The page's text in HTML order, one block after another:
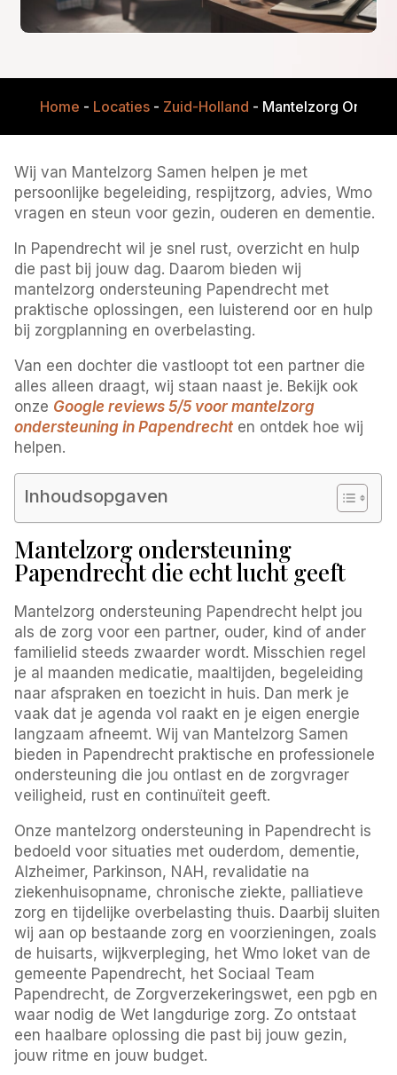
Home - Locaties- Zuid-Holland - Mantelzorg
Wij van Mantelzorg Samen helpen je met
persoonlijke begeleiding, respijtzorg, advies, Wmo
vragen en steun voor gezin, ouderen en dementie.
In Papendrecht wil je snel rust, overzicht en hulp
die past bij jouw dag. Daarom bieden wij
mantelzorg ondersteuning Papendrecht met
praktische oplossingen, een luisterend oor en hulp
bij zorgplanning en overbelasting.
Van een dochter die vastloopt tot een partner die
alles alleen draagt, wij staan naast je. Bekijk ook
onze Google reviews 5/5 voor mantelzorg
ondersteuning in Papendrechten ontdek hoe wij
helpen.
Inhoudsopgaven
Mantelzorg ondersteuning
Papendrecht die echt lucht geeft
Mantelzorg ondersteuning Papendrecht helpt jou
als de zorg voor een partner, ouder, kind of ander
familielid steeds zwaarder wordt. Misschien regel
je al maanden medicatie, maaltijden, begeleiding
naar afspraken en toezicht in huis. Dan merk je
vaak dat je agenda vol raakt en je eigen energie
langzaam afneemt. Wij van Mantelzorg Samen
bieden in Papendrecht praktische en professionele
ondersteuning die jou ontlast en de zorgvrager
veiligheid, rust en continuïteit geeft.
Onze mantelzorg ondersteuning in Papendrecht is
bedoeld voor situaties met ouderdom, dementie,
Alzheimer, Parkinson, NAH, revalidatie na
ziekenhuisopname, chronische ziekte, palliatieve
zorg en tijdelijke overbelasting thuis. Daarbij sluiten
wij aan op bestaande zorg en voorzieningen, zoals
de huisarts, wijkverpleging, het Wmo loket van de
gemeente Papendrecht, het Sociaal Team
Papendrecht, de Zorgverzekeringswet, een pgb en
waar nodig de Wet langdurige zorg. Zo ontstaat
een haalbare oplossing die past bij jouw gezin,
jouw ritme en jouw budget.